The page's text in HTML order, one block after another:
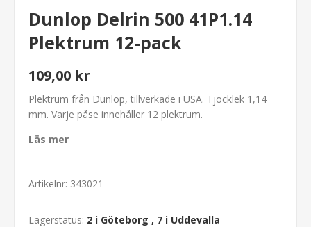
Dunlop Delrin 500 41P1.14
Plektrum 12-pack
109,00 kr
Plektrum från Dunlop, tillverkade i USA. Tjocklek 1,14
mm. Varje påse innehåller 12 plektrum.
Läs mer
Artikelnr: 343021
Lagerstatus: 2 i Göteborg , 7 i Uddevalla